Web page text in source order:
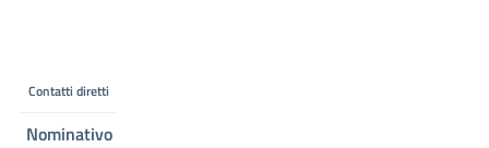
Contatti diretti
Nominativo